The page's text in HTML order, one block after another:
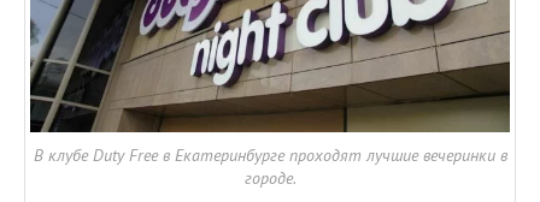
В клубе Duty Free в Екатеринбурге проходят лучшие вечеринки в
городе.